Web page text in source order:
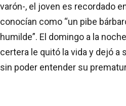
varón-, el joven es recordado
conocían como “un pibe
humilde”. El domingo a la
certera le quitó la vida y dejó a
sin poder entender su